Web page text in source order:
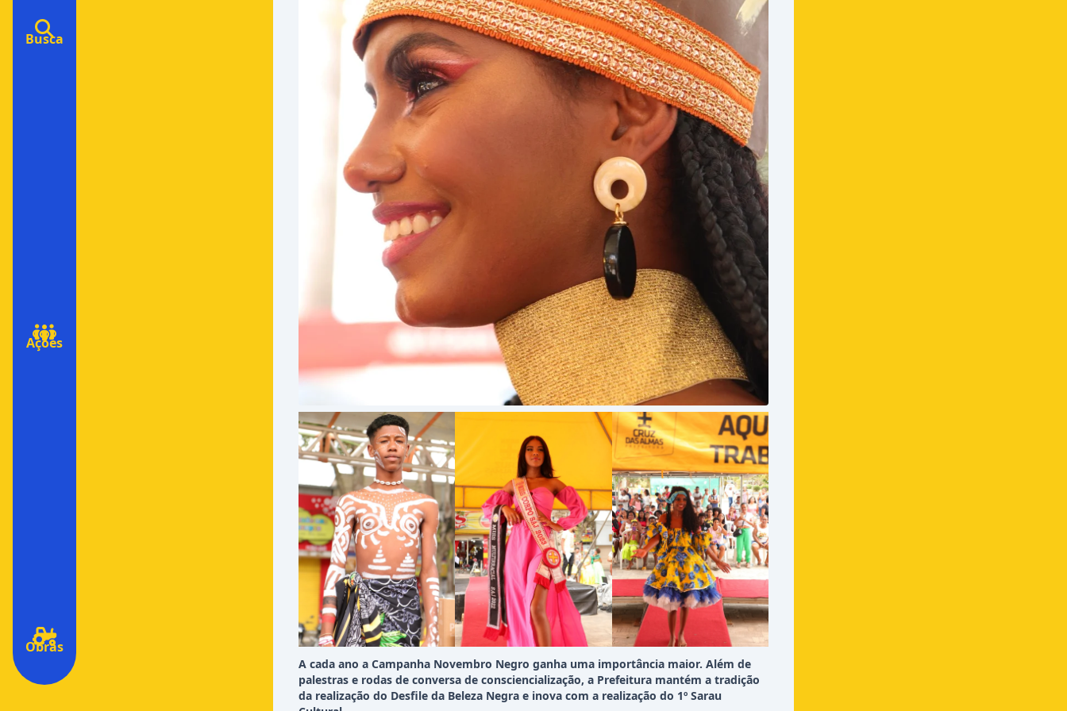
A cada ano a Campanha Novembro Negro ganha uma importância maior. Além de
palestras e rodas de conversa de consciencialização, a Prefeitura mantém a tradição
da realização do Desfile da Beleza Negra e inova com a realização do 1º Sarau
Busca
Ações
Obras